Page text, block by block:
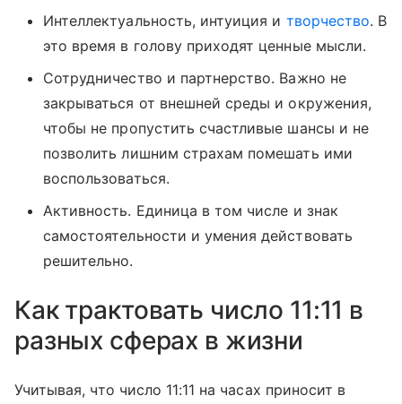
Интеллектуальность, интуиция и творчество. В
это время в голову приходят ценные мысли.
Сотрудничество и партнерство. Важно не
закрываться от внешней среды и окружения,
чтобы не пропустить счастливые шансы и не
позволить лишним страхам помешать ими
воспользоваться.
Активность. Единица в том числе и знак
самостоятельности и умения действовать
решительно.
Как трактовать число 11:11 в
разных сферах в жизни
Учитывая, что число 11:11 на часах приносит в